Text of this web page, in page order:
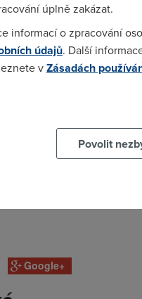
Google+
úplně zakázat.
informací o zpracování
údajů. Další
vZásadách
Povolit